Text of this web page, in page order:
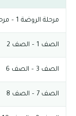
مرحلة الروضة 1 – مرحلة الروضة 2
الصف 1 – الصف 2
الصف 3 – الصف 6
الصف 7 – الصف 8